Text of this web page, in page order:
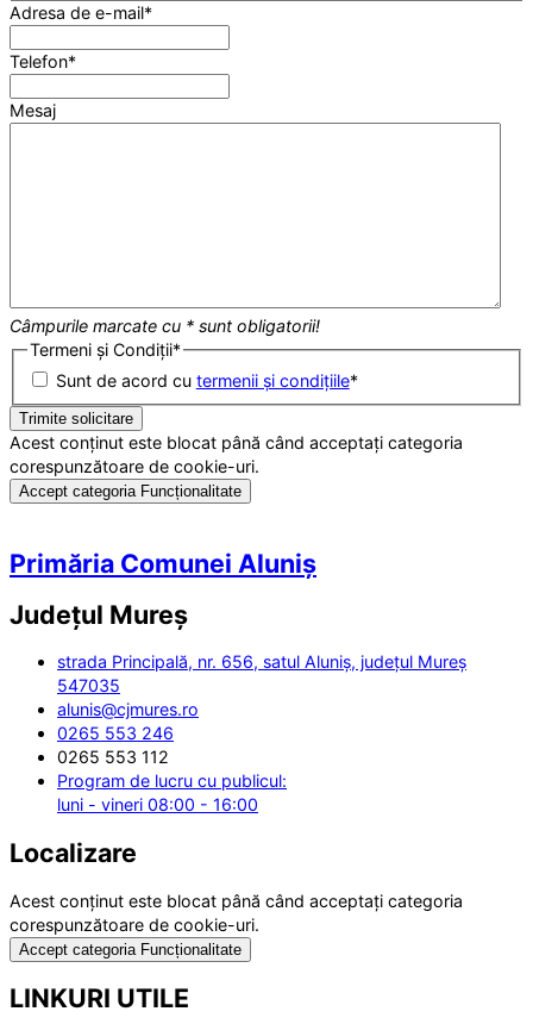
Adresa de e-mail*
Telefon*
Mesaj
Câmpurile marcate cu * sunt obligatorii!
Termeni și Condiții*
Sunt de acord cu termenii și condițiile*
Acest conținut este blocat până când acceptați categoria
corespunzătoare de cookie-uri.
Accept categoria Funcționalitate
Primăria Comunei Aluniș
Județul Mureș
strada Principală, nr. 656, satul Aluniș, județul Mureș
547035
alunis@cjmures.ro
0265 553 246
0265 553 112
Program de lucru cu publicul:
luni - vineri 08:00 - 16:00
Localizare
Acest conținut este blocat până când acceptați categoria
corespunzătoare de cookie-uri.
Accept categoria Funcționalitate
LINKURI UTILE